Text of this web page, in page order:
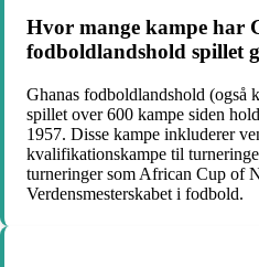
Hvor mange kampe har
fodboldlandshold spillet
Ghanas fodboldlandshold (også
spillet over 600 kampe siden
1957. Disse kampe inkluderer
kvalifikationskampe til
turneringer som African Cup of
Verdensmesterskabet i fodbold.